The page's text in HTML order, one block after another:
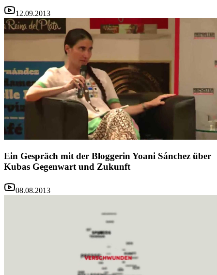
12.09.2013
Ein Gespräch mit der Bloggerin Yoani Sánchez über
Kubas Gegenwart und Zukunft
08.08.2013